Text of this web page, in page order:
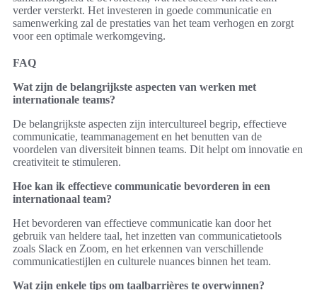
verder versterkt. Het investeren in goede communicatie en
samenwerking zal de prestaties van het team verhogen en zorgt
voor een optimale werkomgeving.
FAQ
Wat zijn de belangrijkste aspecten van werken met
internationale teams?
De belangrijkste aspecten zijn intercultureel begrip, effectieve
communicatie, teammanagement en het benutten van de
voordelen van diversiteit binnen teams. Dit helpt om innovatie en
creativiteit te stimuleren.
Hoe kan ik effectieve communicatie bevorderen in een
internationaal team?
Het bevorderen van effectieve communicatie kan door het
gebruik van heldere taal, het inzetten van communicatietools
zoals Slack en Zoom, en het erkennen van verschillende
communicatiestijlen en culturele nuances binnen het team.
Wat zijn enkele tips om taalbarrières te overwinnen?